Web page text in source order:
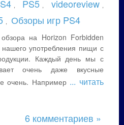
PS5 videoreview
Обзоры игр PS4
на Horizon Forbidden
употребления пищи с
Каждый день мы с
очень даже вкусные
очень. Например ... читать
6 комментариев »